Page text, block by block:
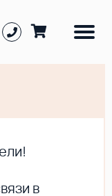
в